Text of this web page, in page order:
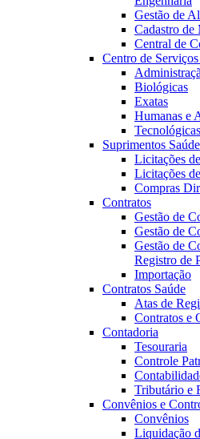
Gestão de
Cadastro de
Central de
Centro de
Biológicas
Exatas
Humanas e
Tecnológicas
Suprimentos Saúde
Licitações
Licitações
Compras
Contratos
Gestão de
Gestão de
Gestão de
Registro de
Importação
Contratos Saúde
Atas de
Contratos e
Contadoria
Tesouraria
Controle
Tributário e
Convênios e
Convênios
Liquidação